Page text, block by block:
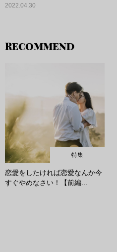
2022.04.30
RECOMMEND
特集
恋愛をしたければ恋愛なんか今
すぐやめなさい！【前編...